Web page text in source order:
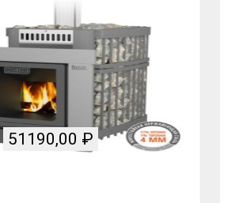
51190,00 ₽